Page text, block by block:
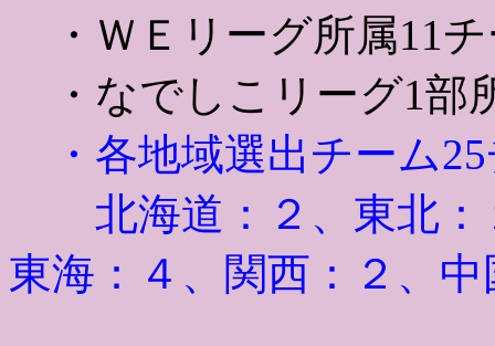
・ＷＥリーグ所属11
・なでしこリーグ1部
・各地域選出チーム
北海道：２、東北：
東海：４、関西：２、